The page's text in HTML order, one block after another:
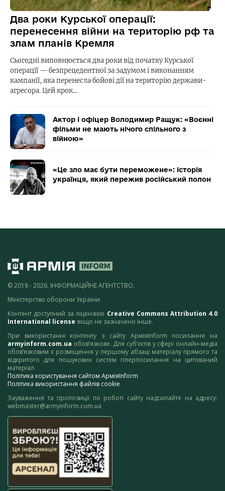
Два роки Курської операції:
перенесення війни на територію рф та
злам планів Кремля
Сьогодні виповнюється два роки від початку Курської
операції — безпрецедентної за задумом і виконанням
кампанії, яка перенесла бойові дії на територію держави-
агресора. Цей крок…
Актор і офіцер Володимир Ращук: «Воєнні
фільми не мають нічого спільного з
війною»
«Це зло має бути переможене»: історія
українця, який пережив російський полон
© 2018 - 2026, ІНФОРМАЦІЙНЕ АГЕНТСТВО,
Міністерство оборони України
Контент доступний за ліцензією Creative Commons Attribution 4.0
International license якщо не зазначено інше.
При використанні контенту з сайту АрміяInform посилання на
armyinform.com.ua обов’язкове. Для суб’єктів у сфері онлайн-медіа
обов’язковим є розміщення у першому абзаці матеріалу прямого та
відкритого для пошукових систем гіперпосилання на цитований
матеріал.
Політика користування сайтом АрміяInform
Політика використання файлів cookie
Зауваження та пропозиції по роботі сайту надсилайте на адресу:
webmaster@armyinform.com.ua